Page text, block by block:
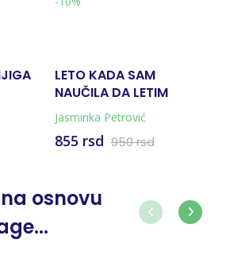
LETO KADA SAM
NAUČILA DA LETIM
Jasminka Petrović
855 rsd 950 rsd
osnovu